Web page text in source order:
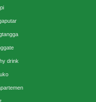
drink